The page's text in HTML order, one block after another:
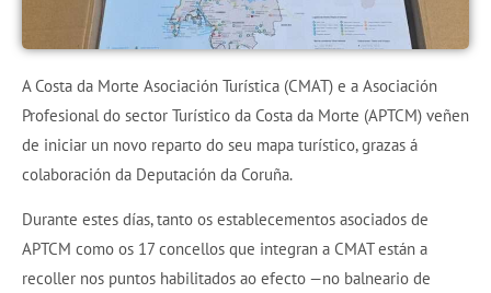
A Costa da Morte Asociación Turística (CMAT) e a Asociación
Profesional do sector Turístico da Costa da Morte (APTCM) veñen
de iniciar un novo reparto do seu mapa turístico, grazas á
colaboración da Deputación da Coruña.
Durante estes días, tanto os establecementos asociados de
APTCM como os 17 concellos que integran a CMAT están a
recoller nos puntos habilitados ao efecto —no balneario de